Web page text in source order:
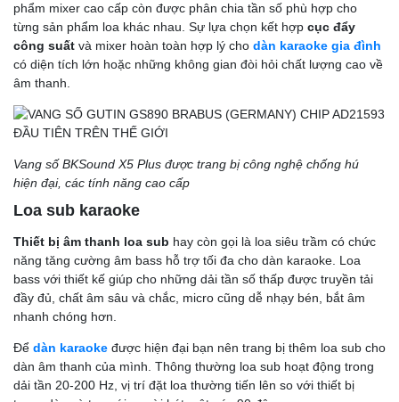
phẩm mixer cao cấp còn được phân chia tần số phù hợp cho
từng sản phẩm loa khác nhau. Sự lựa chọn kết hợp cục đẩy
công suất và mixer hoàn toàn hợp lý cho dàn karaoke gia đình
có diện tích lớn hoặc những không gian đòi hỏi chất lượng cao về
âm thanh.
Vang số BKSound X5 Plus được trang bị công nghệ chống hú
hiện đại, các tính năng cao cấp
Loa sub karaoke
Thiết bị âm thanh loa sub hay còn gọi là loa siêu trầm có chức
năng tăng cường âm bass hỗ trợ tối đa cho dàn karaoke. Loa
bass với thiết kế giúp cho những dải tần số thấp được truyền tải
đầy đủ, chất âm sâu và chắc, micro cũng dễ nhạy bén, bắt âm
nhanh chóng hơn.
Để dàn karaoke được hiện đại bạn nên trang bị thêm loa sub cho
dàn âm thanh của mình. Thông thường loa sub hoạt động trong
dải tần 20-200 Hz, vị trí đặt loa thường tiến lên so với thiết bị